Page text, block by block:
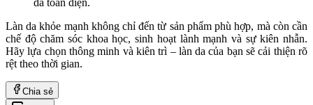
Làn da khỏe mạnh không chỉ đến từ sản phẩm phù hợp, mà còn cần
chế độ chăm sóc khoa học, sinh hoạt lành mạnh và sự kiên nhẫn.
Hãy lựa chọn thông minh và kiên trì – làn da của bạn sẽ cải thiện rõ
rệt theo thời gian.
Chia sẻ